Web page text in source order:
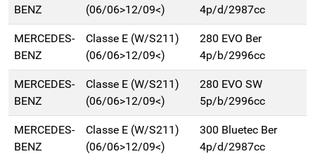
BENZ
(06/06>12/09<)
4p/d/2987cc
MERCEDES-
BENZ
Classe E (W/S211)
(06/06>12/09<)
280 EVO Ber
4p/b/2996cc
MERCEDES-
BENZ
Classe E (W/S211)
(06/06>12/09<)
280 EVO SW
5p/b/2996cc
MERCEDES-
BENZ
Classe E (W/S211)
(06/06>12/09<)
300 Bluetec Ber
4p/d/2987cc